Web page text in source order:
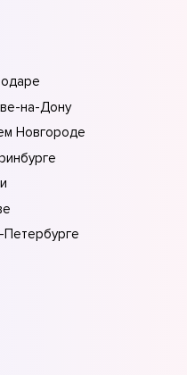
на-Донy
Новгороде
Петербурге